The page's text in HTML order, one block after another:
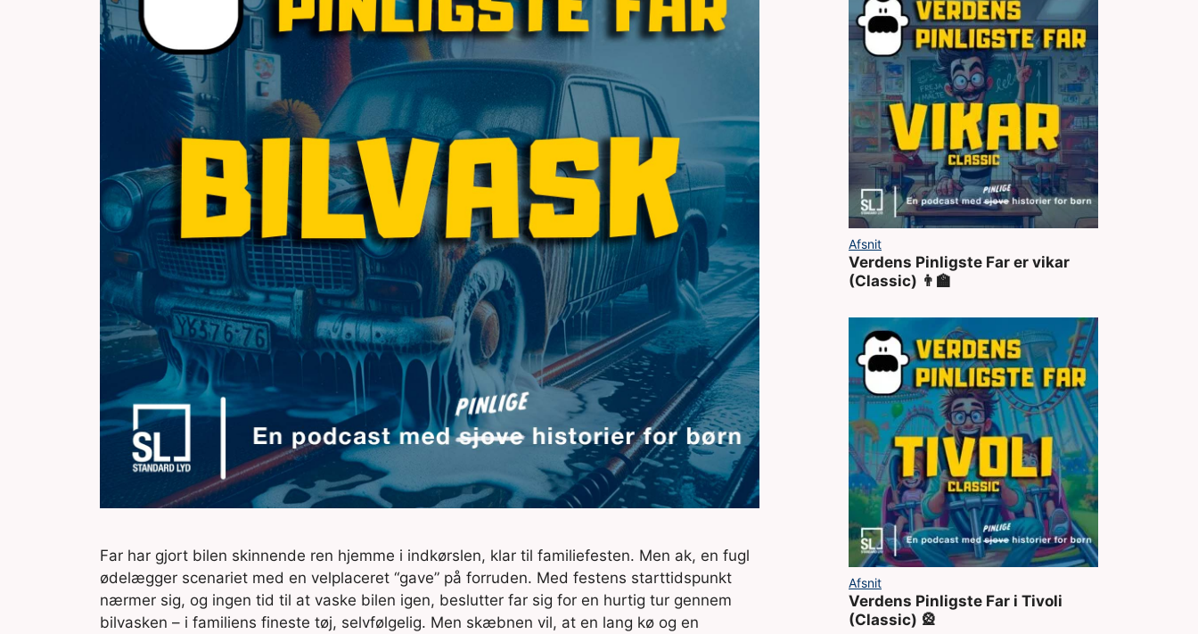
Far har gjort bilen skinnende ren hjemme i indkørslen, klar til familiefesten. Men ak, en fugl
ødelægger scenariet med en velplaceret “gave” på forruden. Med festens starttidspunkt
nærmer sig, og ingen tid til at vaske bilen igen, beslutter far sig for en hurtig tur gennem
bilvasken – i familiens fineste tøj, selvfølgelig. Men skæbnen vil, at en lang kø og en
Afsnit
Verdens Pinligste Far er vikar
(Classic) 👨‍🏫
Afsnit
Verdens Pinligste Far i Tivoli
(Classic) 🎡